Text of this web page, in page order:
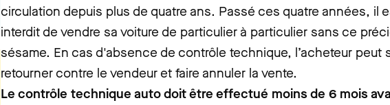
circulation depuis plus de quatre ans. Passé ces quatre années, il
interdit de vendre sa voiture de particulier à particulier sans ce
sésame. En cas d'absence de contrôle technique, l’acheteur peut
retourner contre le vendeur et faire annuler la vente.
Le contrôle technique auto doit être effectué moins de 6 mois